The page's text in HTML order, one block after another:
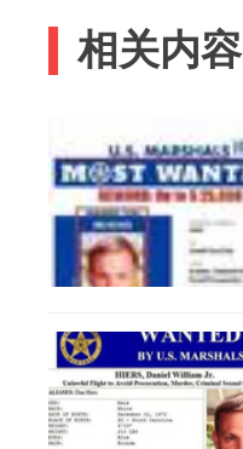
相关内容